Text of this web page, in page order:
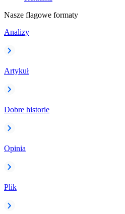
Nasze flagowe formaty
Analizy
Artykuł
Dobre historie
Opinia
Plik